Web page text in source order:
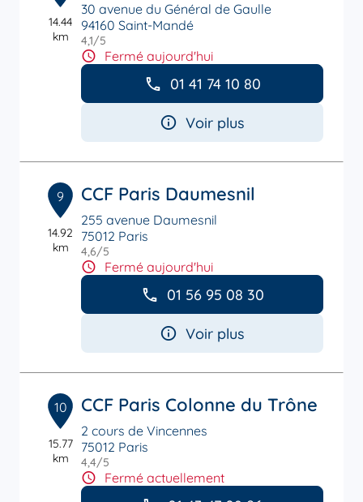
14.44
km
30 avenue du Général de Gaulle
94160 Saint-Mandé
4,1/5
Fermé aujourd'hui
01 41 74 10 80
Voir plus
9
14.92
km
CCF Paris Daumesnil
255 avenue Daumesnil
75012 Paris
4,6/5
Fermé aujourd'hui
01 56 95 08 30
Voir plus
10
15.77
km
CCF Paris Colonne du Trône
2 cours de Vincennes
75012 Paris
4,4/5
Fermé actuellement